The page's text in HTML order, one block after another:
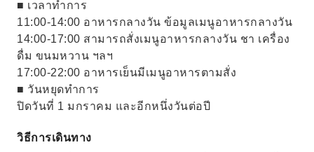
■ เวลาทำการ
11:00-14:00 อาหารกลางวัน ข้อมูลเมนูอาหารกลางวัน
14:00-17:00 สามารถสั่งเมนูอาหารกลางวัน ชา เครื่อง
ดื่ม ขนมหวาน ฯลฯ
17:00-22:00 อาหารเย็นมีเมนูอาหารตามสั่ง
■ วันหยุดทำการ
ปิดวันที่ 1 มกราคม และอีกหนึ่งวันต่อปี
วิธีการเดินทาง